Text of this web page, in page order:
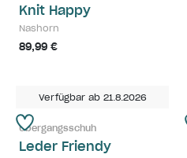
Knit Happy
Nashorn
89,99 €
Verfügbar ab 21.8.2026
Übergangsschuh
Leder Friendy